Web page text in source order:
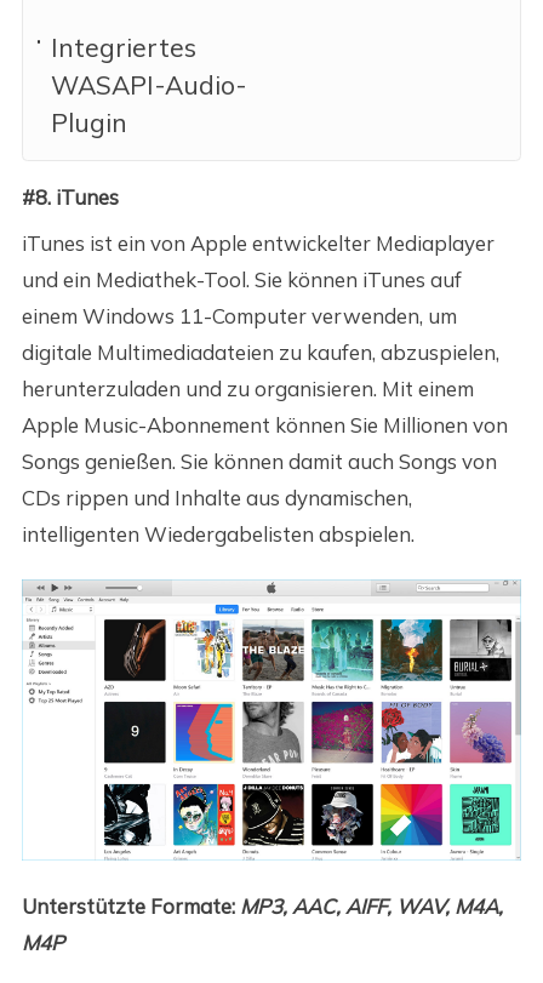
Integriertes
WASAPI-Audio-
Plugin
#8. iTunes
iTunes ist ein von Apple entwickelter Mediaplayer
und ein Mediathek-Tool. Sie können iTunes auf
einem Windows 11-Computer verwenden, um
digitale Multimediadateien zu kaufen, abzuspielen,
herunterzuladen und zu organisieren. Mit einem
Apple Music-Abonnement können Sie Millionen von
Songs genießen. Sie können damit auch Songs von
CDs rippen und Inhalte aus dynamischen,
intelligenten Wiedergabelisten abspielen.
Unterstützte Formate: MP3, AAC, AIFF, WAV, M4A,
M4P